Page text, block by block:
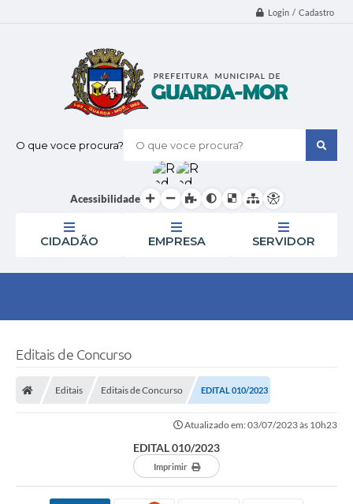
Login / Cadastro
O que voce procura?
Acessibilidade
CIDADÃO EMPRESA SERVIDOR
Editais de Concurso
Editais Editais de Concurso EDITAL 010/2023
Atualizado em: 03/07/2023 às 10h23
EDITAL 010/2023
Imprimir